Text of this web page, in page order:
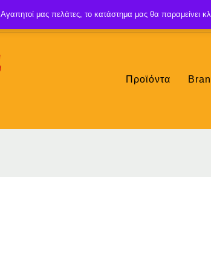
Προϊόντα
Αγαπητοί μας πελάτες, το κατάστημα μας θα παραμείνει